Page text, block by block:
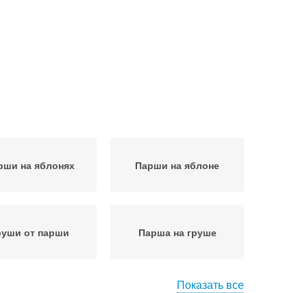
на яблонях Парши на яблоне
от парши Парша на груше
Показать все